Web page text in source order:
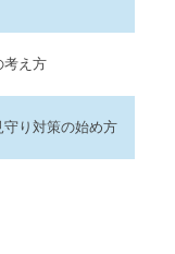
考え方
り対策の始め方